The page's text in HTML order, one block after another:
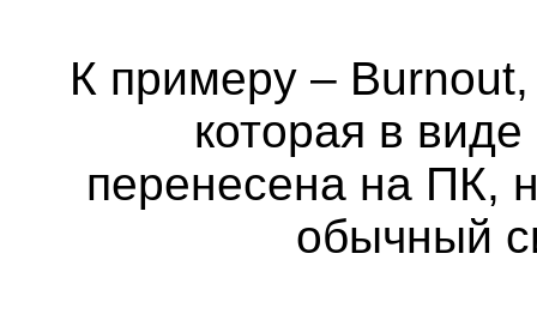
К примеру – Burnout,
которая в
перенесена на ПК,
обычный